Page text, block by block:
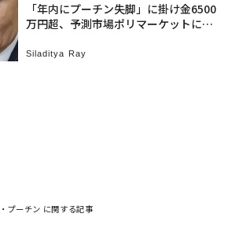
「年内にプーチン失脚」に掛け金6500
万円超、予測市場ポリマーケットに謎
Siladitya Ray
プーチン に関する記事